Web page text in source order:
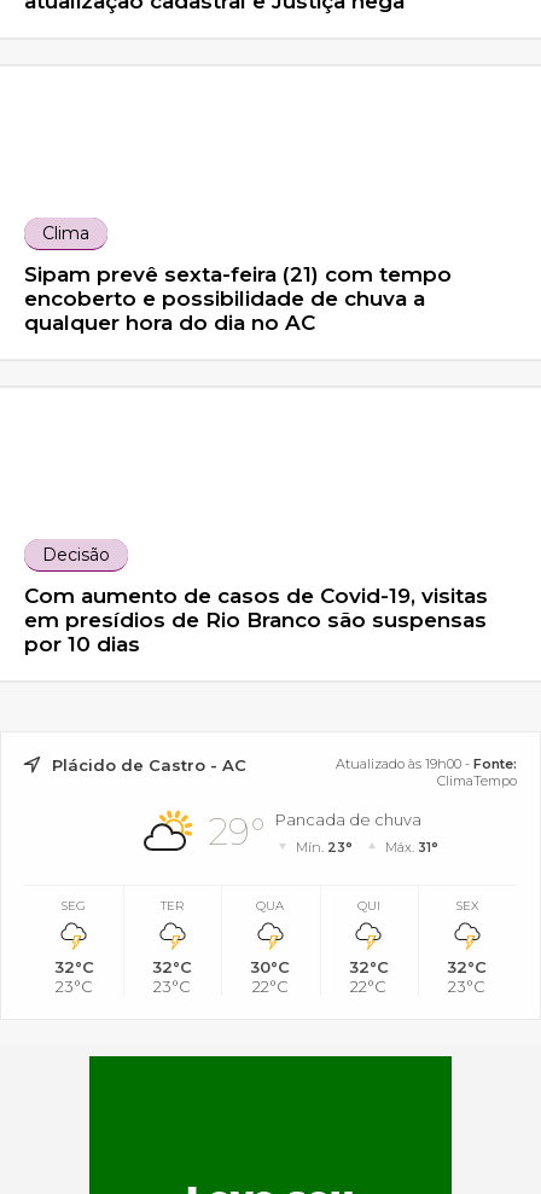
Clima
Sipam prevê sexta-feira (21) com tempo
encoberto e possibilidade de chuva a
qualquer hora do dia no AC
Decisão
Com aumento de casos de Covid-19, visitas
em presídios de Rio Branco são suspensas
por 10 dias
Plácido de Castro - AC Atualizado às 19h00 - Fonte:
ClimaTempo
29° Pancada de chuva
Mín. 23° Máx. 31°
SEG
32°C
23°C
TER
32°C
23°C
QUA
30°C
22°C
QUI
32°C
22°C
SEX
32°C
23°C